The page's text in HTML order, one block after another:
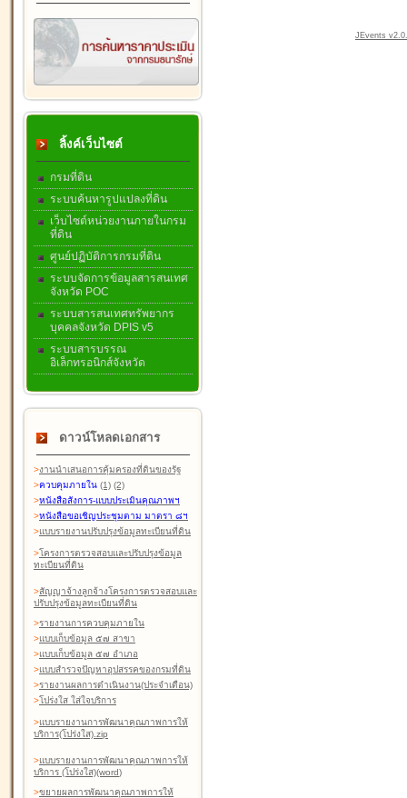
ลิ้งค์เว็บไซต์
กรมที่ดิน
ระบบค้นหารูปแปลงที่ดิน
เว็บไซต์หน่วยงานภายในกรม
ที่ดิน
ศูนย์ปฏิบัติการกรมที่ดิน
ระบบจัดการข้อมูลสารสนเทศ
จังหวัด POC
ระบบสารสนเทศทรัพยากร
บุคคลจังหวัด DPIS v5
ระบบสารบรรณ
อิเล็กทรอนิกส์จังหวัด
ดาวน์โหลดเอกสาร
>งานนำเสนอการคุ้มครองที่ดินของรัฐ
>ควบคุมภายใน (1) (2)
>หนังสือสังการ-แบบประเมินคุณภาพฯ
>หนังสือขอเชิญประชุมตาม มาตรา ๘ฯ
>แบบรายงานปรับปรุงข้อมูลทะเบียนที่ดิน
>โครงการตรวจสอบและปรับปรุงข้อมูล
ทะเบียนที่ดิน
>สัญญาจ้างลูกจ้างโครงการตรวจสอบและ
ปรับปรุงข้อมูลทะเบียนที่ดิน
>รายงานการควบคุมภายใน
>แบบเก็บข้อมูล ๕๗ สาขา
>แบบเก็บข้อมูล ๕๗ อำเภอ
>แบบสำรวจปัญหาอุปสรรคของกรมที่ดิน
>รายงานผลการดำเนินงาน(ประจำเดือน)
>โปร่งใส ใส่ใจบริการ
>แบบรายงานการพัฒนาคุณภาพการให้
บริการ(โปร่งใส).zip
>แบบรายงานการพัฒนาคุณภาพการให้
บริการ (โปร่งใส)(word)
>ขยายผลการพัฒนาคุณภาพการให้
JEvents